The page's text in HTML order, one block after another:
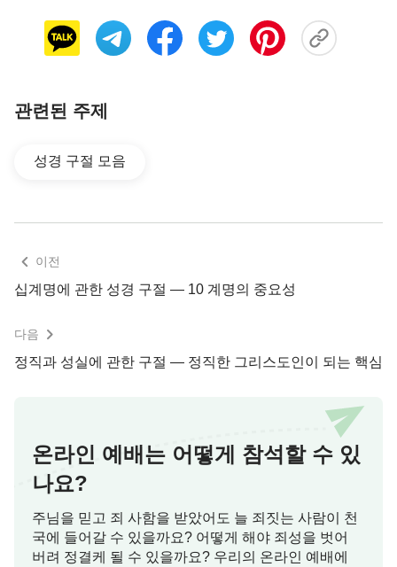
르게 된다면, 너희들의 충성심은 조금도 실제적이지
않고 전부 허튼소리가 될 것이다. 또한 너희의 ‘의
‘간계’가 되어 나의 사역을 방해할 것인데, 그로 인해
언제 어디서나 나에게 죽임을 당할 것이다.』
관련된 주제
성경 구절 모음
이전
십계명에 관한 성경 구절 ― 10 계명의 중요성
다음
정직과 성실에 관한 구절 — 정직한 그리스도인이 되는 핵심
온라인 예배는 어떻게 참석할 수 있
나요?
주님을 믿고 죄 사함을 받았어도 늘 죄짓는 사람이 천
국에 들어갈 수 있을까요? 어떻게 해야 죄성을 벗어
버려 정결케 될 수 있을까요? 우리의 온라인 예배에